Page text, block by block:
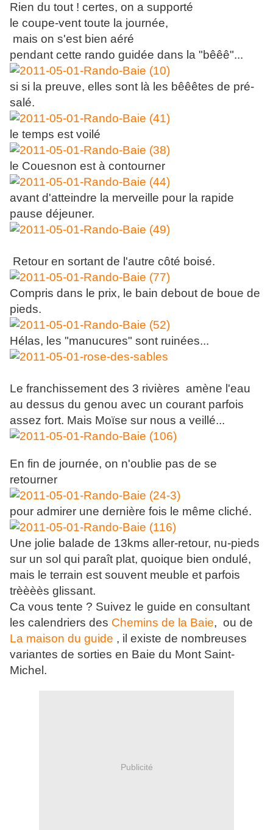
Rien du tout ! certes, on a supporté
le coupe-vent toute la journée,
mais on s'est bien aéré
pendant cette rando guidée dans la "bêêê"...
si si la preuve, elles sont là les bêêêtes de pré-
salé.
le temps est voilé
le Couesnon est à contourner
avant d'atteindre la merveille pour la rapide
pause déjeuner.
Retour en sortant de l'autre côté boisé.
Compris dans le prix, le bain debout de boue de
pieds.
Hélas, les "manucures" sont ruinées...
Le franchissement des 3 rivières amène l'eau
au dessus du genou avec un courant parfois
assez fort. Mais Moïse sur nous a veillé...
En fin de journée, on n'oublie pas de se
retourner
pour admirer une dernière fois le même cliché.
Une jolie balade de 13kms aller-retour, nu-pieds
sur un sol qui paraît plat, quoique bien ondulé,
mais le terrain est souvent meuble et parfois
trèèèès glissant.
Ca vous tente ? Suivez le guide en consultant
les calendriers des Chemins de la Baie, ou de
La maison du guide , il existe de nombreuses
variantes de sorties en Baie du Mont Saint-
Michel.
Publicité